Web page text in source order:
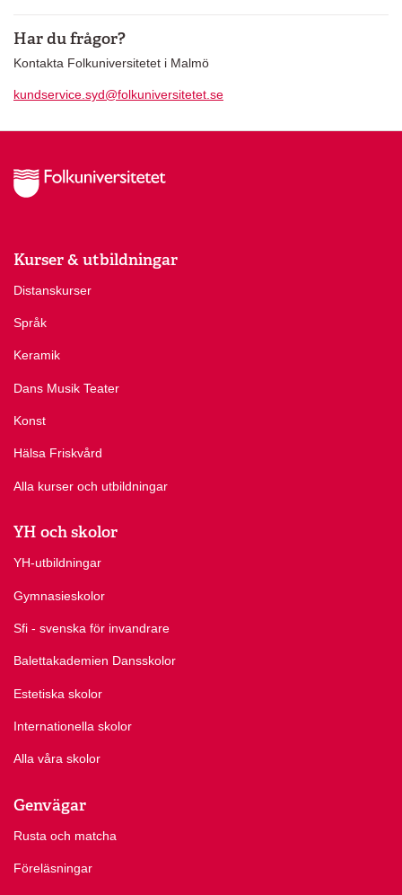
Har du frågor?
Kontakta Folkuniversitetet i Malmö
kundservice.syd@folkuniversitetet.se
Kurser & utbildningar
Distanskurser
Språk
Keramik
Dans Musik Teater
Konst
Hälsa Friskvård
Alla kurser och utbildningar
YH och skolor
YH-utbildningar
Gymnasieskolor
Sfi - svenska för invandrare
Balettakademien Dansskolor
Estetiska skolor
Internationella skolor
Alla våra skolor
Genvägar
Rusta och matcha
Föreläsningar